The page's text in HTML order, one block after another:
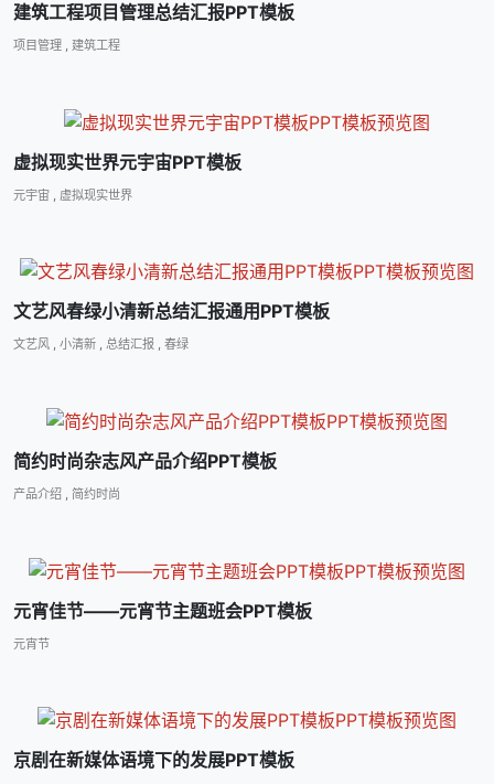
建筑工程项目管理总结汇报PPT模板
项目管理 , 建筑工程
虚拟现实世界元宇宙PPT模板
元宇宙 , 虚拟现实世界
文艺风春绿小清新总结汇报通用PPT模板
文艺风 , 小清新 , 总结汇报 , 春绿
简约时尚杂志风产品介绍PPT模板
产品介绍 , 简约时尚
元宵佳节――元宵节主题班会PPT模板
元宵节
京剧在新媒体语境下的发展PPT模板